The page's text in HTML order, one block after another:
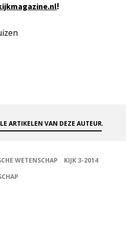
!
ARTIKELEN VAN DEZE AUTEUR.
WETENSCHAP
KIJK 3-2014